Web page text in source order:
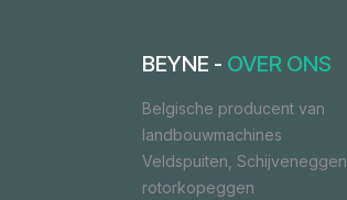
BEYNE - OVER ONS
Belgische producent van
landbouwmachines
Veldspuiten, Schijveneggen,
rotorkopeggen